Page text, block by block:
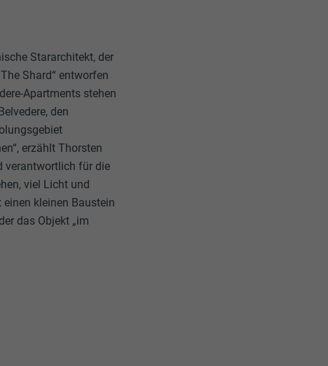
Stararchitekt, der
Shard“ entworfen
Apartments stehen
den
erzählt Thorsten
verantwortlich für die
viel Licht und
kleinen Baustein
das Objekt „im